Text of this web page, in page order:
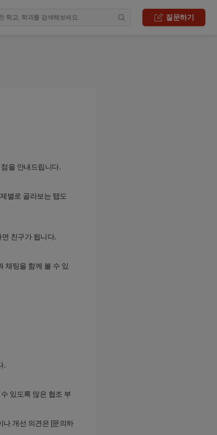
질문하기
을 안내드립니다.
별로 골라보는 탭도
친구가 됩니다.
채팅을 함께 볼 수 있
.
있도록 많은 협조 부
나 개선 의견은 [문의하